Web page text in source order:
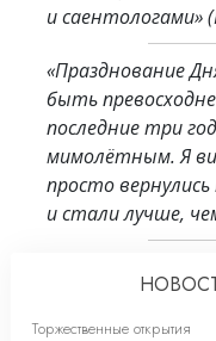
и саентологами»
«Празднование
быть
последние три
мимолётным. Я
просто
и стали лучше,
Торжественные открытия